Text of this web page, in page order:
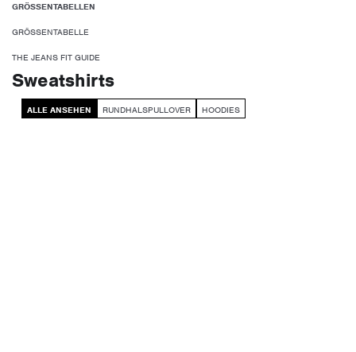
GRÖSSENTABELLEN
GRÖSSENTABELLE
THE JEANS FIT GUIDE
Sweatshirts
ALLE ANSEHEN RUNDHALSPULLOVER HOODIES